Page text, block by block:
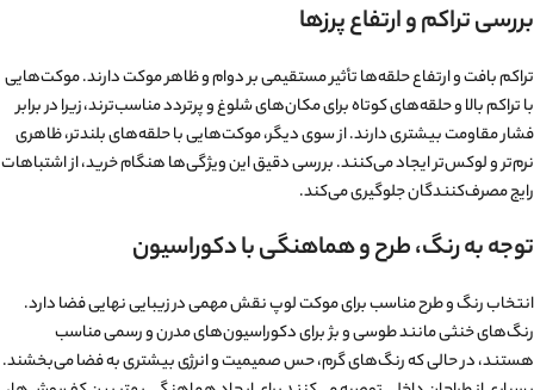
بررسی تراکم و ارتفاع پرزها
تراکم بافت و ارتفاع حلقه‌ها تأثیر مستقیمی بر دوام و ظاهر موکت دارند. موکت‌هایی
با تراکم بالا و حلقه‌های کوتاه برای مکان‌های شلوغ و پرتردد مناسب‌ترند، زیرا در برابر
فشار مقاومت بیشتری دارند. از سوی دیگر، موکت‌هایی با حلقه‌های بلندتر، ظاهری
نرم‌تر و لوکس‌تر ایجاد می‌کنند. بررسی دقیق این ویژگی‌ها هنگام خرید، از اشتباهات
رایج مصرف‌کنندگان جلوگیری می‌کند.
توجه به رنگ، طرح و هماهنگی با دکوراسیون
انتخاب رنگ و طرح مناسب برای موکت لوپ نقش مهمی در زیبایی نهایی فضا دارد.
رنگ‌های خنثی مانند طوسی و بژ برای دکوراسیون‌های مدرن و رسمی مناسب
هستند، در حالی که رنگ‌های گرم، حس صمیمیت و انرژی بیشتری به فضا می‌بخشند.